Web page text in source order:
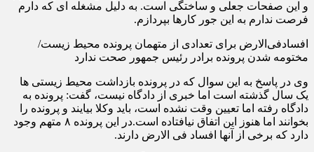
و این صفحات جعلی و ساختگی است. به دلیل مشغله ای که دارم
فرصت ندارم به این جور کارها بپردازم.
افسادفی‌الارض برای تعدادی از متهمان پرونده محیط زیست/
مختومه شدن پرونده برادر رئیس جمهور صحت ندارد
وی در پاسخ به این سوال که در پرونده بازداشت محیط زیستی ها
یک سال گذشته است اما خبری از دادگاه نیست، گفت: پرونده به
دادگاه رفته اما تعیین وقت نشده است، باید وکلا بیایند و‌ پرونده را
بخوانند اما هنوز این اتفاق نیافتاده است.در این پرونده ۸ متهم وجود
دارد که برخی از آنها افساد فی الارض دارند.